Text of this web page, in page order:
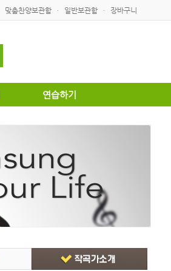
맞춤찬양보관함 · 일반보관함 · 장바구니
연습하기